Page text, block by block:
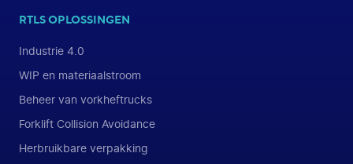
RTLS OPLOSSINGEN
Industrie 4.0
WIP en materiaalstroom
Beheer van vorkheftrucks
Forklift Collision Avoidance
Herbruikbare verpakking